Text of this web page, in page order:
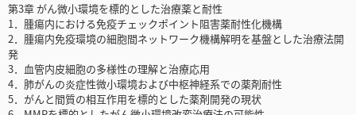
第3章 がん微小環境を標的とした治療薬と耐性
1．腫瘍内における免疫チェックポイント阻害薬耐性化機構
2．腫瘍内免疫環境の細胞間ネットワーク機構解明を基盤とした治療法開
発
3．血管内皮細胞の多様性の理解と治療応用
4．肺がんの炎症性微小環境および中枢神経系での薬剤耐性
5．がんと間質の相互作用を標的とした薬剤開発の現状